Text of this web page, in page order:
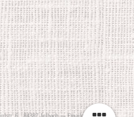
6 , 84387 Julbach --- Email: